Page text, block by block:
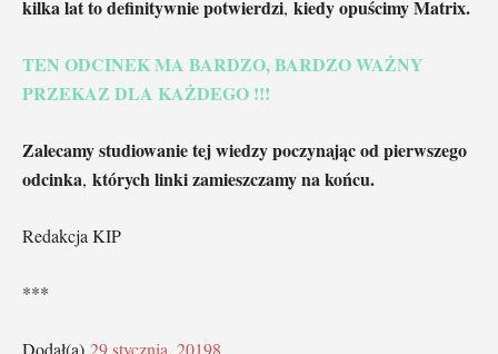
kilka lat to definitywnie potwierdzi, kiedy opuścimy Matrix.
TEN ODCINEK MA BARDZO, BARDZO WAŻNY
PRZEKAZ DLA KAŻDEGO !!!
Zalecamy studiowanie tej wiedzy poczynając od pierwszego
odcinka, których linki zamieszczamy na końcu.
Redakcja KIP
***
Dodał(a) 29 stycznia, 20198